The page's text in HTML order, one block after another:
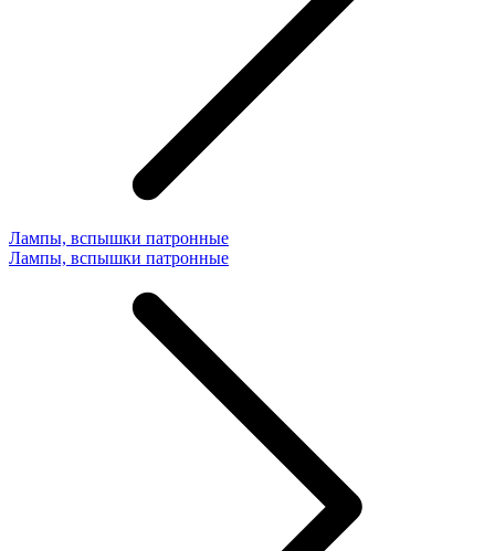
Лампы, вспышки патронные
Лампы, вспышки патронные